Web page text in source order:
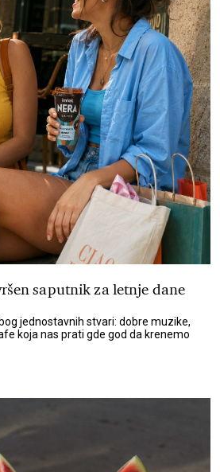
saputnik za letnje dane
jednostavnih stvari: dobre muzike,
koja nas prati gde god da krenemo